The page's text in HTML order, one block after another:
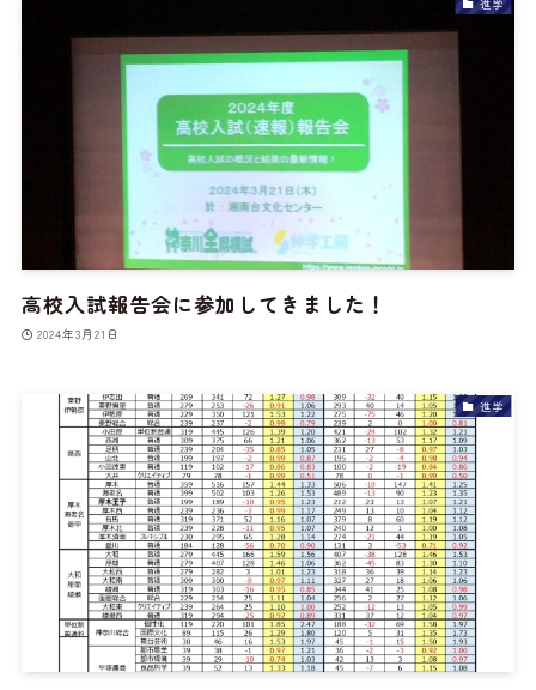
進学
高校入試報告会に参加してきました！
2024年3月21日
進学